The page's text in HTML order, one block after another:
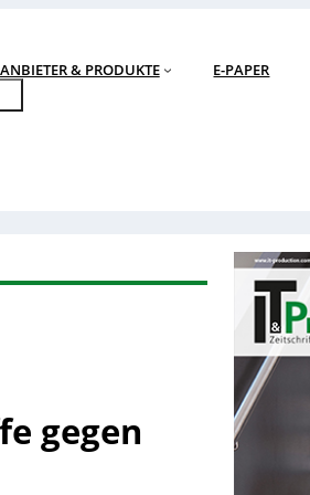
ANBIETER & PRODUKTE E-PAPER
gegen